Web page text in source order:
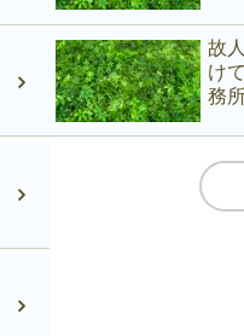
故
け
務